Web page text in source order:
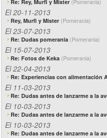
Re: Rey, Murfi y Mister
El 20-11-2013
Rey, Murfi y Mister (Pomerania)
El 23-07-2013
Re: Dudas pomerania (Pomerania)
El 15-07-2013
Re: Fotos de Keka (Pomerania)
El 22-04-2013
Re: Experiencias con alimentación
El 11-03-2013
Re: Dudas antes de lanzarme a la
El 10-03-2013
Re: Dudas antes de lanzarme a la
El 10-03-2013
Re: Dudas antes de lanzarme a la